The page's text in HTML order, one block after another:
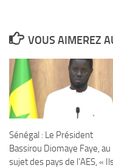
VOUS AIMEREZ
Sénégal : Le Président
Bassirou Diomaye Faye, au
sujet des pays de l’AES, «